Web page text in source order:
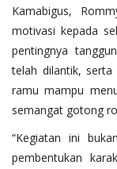
Kamabigus,
motivasi kepada
pentingnya
telah dilantik, serta
ramu mampu
semangat gotong
“Kegiatan ini
pembentukan